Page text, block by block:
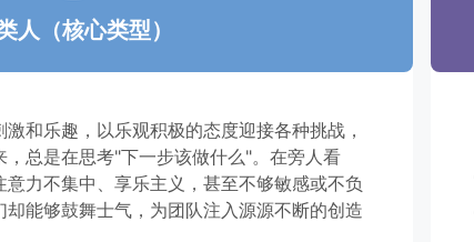
人（核心类型）
和乐趣，以乐观积极的态度迎接各种挑战，
总是在思考"下一步该做什么"。在旁人看
力不集中、享乐主义，甚至不够敏感或不负
能够鼓舞士气，为团队注入源源不断的创造